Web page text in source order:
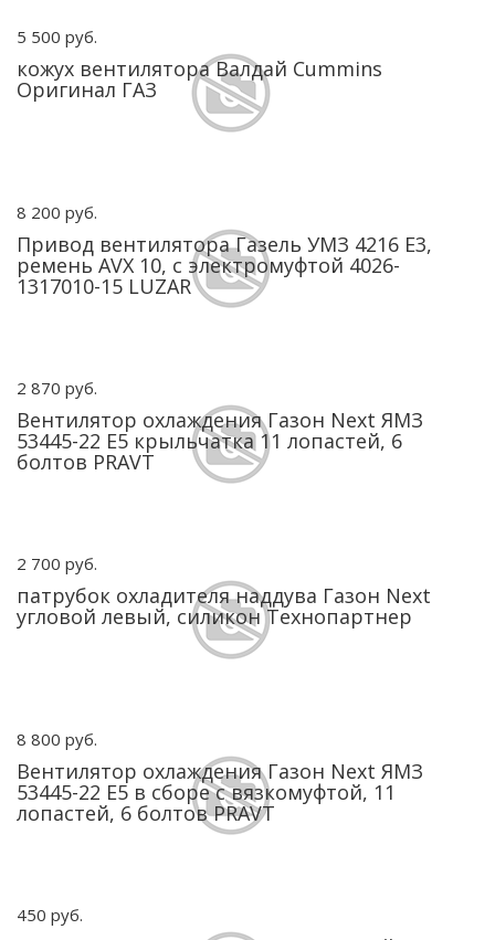
5 500 руб.
кожух вентилятора Валдай Cummins
Оригинал ГАЗ
8 200 руб.
Привод вентилятора Газель УМЗ 4216 Е3,
ремень AVX 10, с электромуфтой 4026-
1317010-15 LUZAR
2 870 руб.
Вентилятор охлаждения Газон Next ЯМЗ
53445-22 Е5 крыльчатка 11 лопастей, 6
болтов PRAVT
2 700 руб.
патрубок охладителя наддува Газон Next
угловой левый, силикон Технопартнер
8 800 руб.
Вентилятор охлаждения Газон Next ЯМЗ
53445-22 Е5 в сборе с вязкомуфтой, 11
лопастей, 6 болтов PRAVT
450 руб.